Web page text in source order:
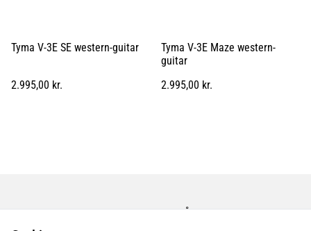
Tyma V-3E SE western-guitar
2.995,00 kr.
Tyma V-3E Maze western-
guitar
2.995,00 kr.
Kontakt os
Åbningstider